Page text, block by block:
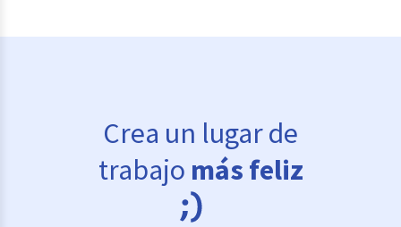
Crea un lugar de
trabajo más feliz